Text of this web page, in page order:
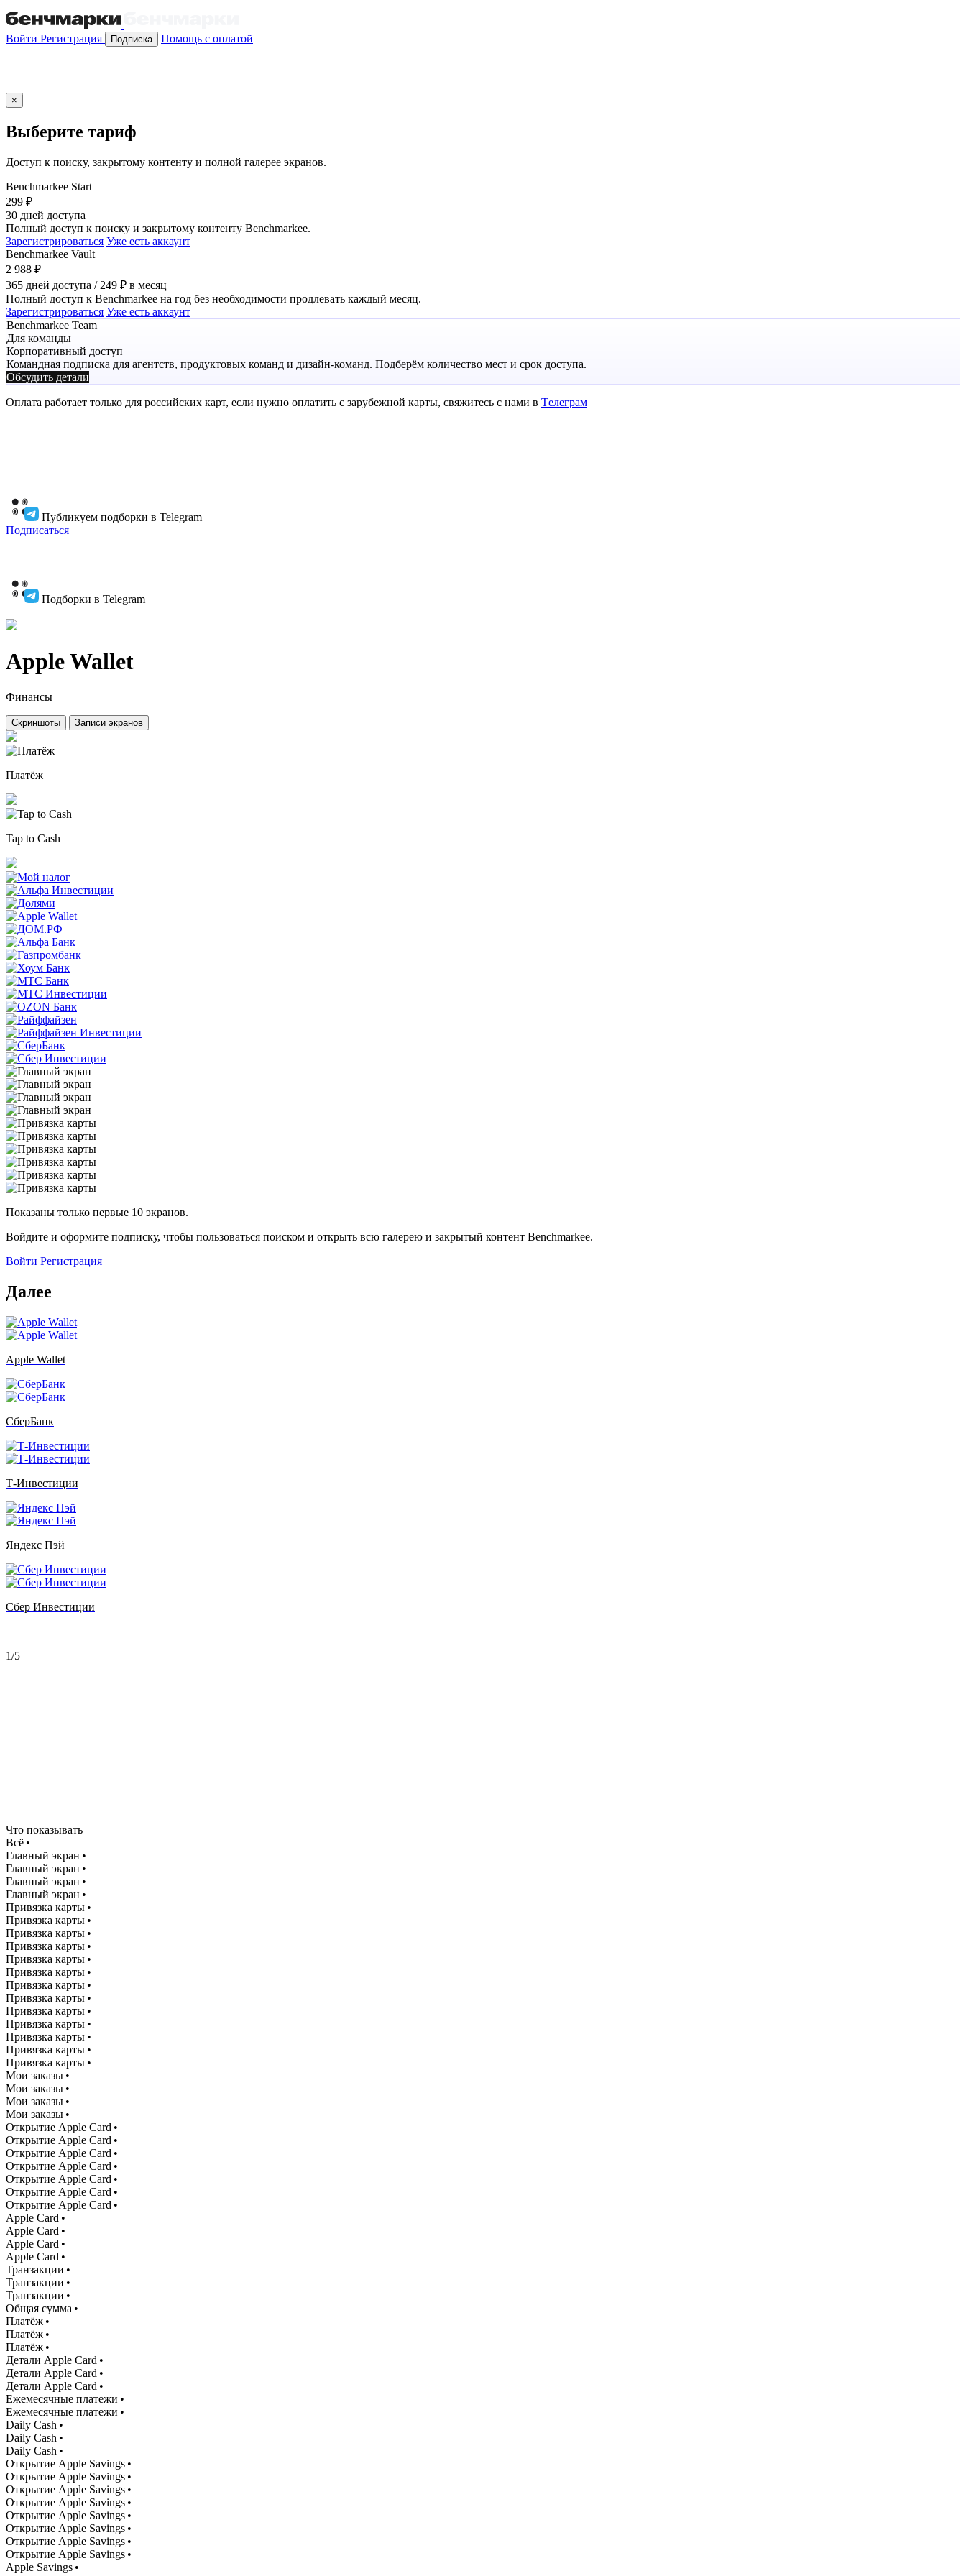
Войти Регистрация Подписка Помощь с оплатой
×
Выберите тариф
Доступ к поиску, закрытому контенту и полной галерее экранов.
Siri
Benchmarkee Start
299 ₽
30 дней доступа
Полный доступ к поиску и закрытому контенту Benchmarkee.
Зарегистрироваться Уже есть аккаунт
Mercury
Benchmarkee Vault
2 988 ₽
365 дней доступа / 249 ₽ в месяц
Полный доступ к Benchmarkee на год без необходимости продлевать каждый месяц.
Зарегистрироваться Уже есть аккаунт
Pearl
Benchmarkee Team
Для команды
Корпоративный доступ
Командная подписка для агентств, продуктовых команд и дизайн-команд. Подберём количество мест и срок доступа.
Обсудить детали
Оплата работает только для российских карт, если нужно оплатить с зарубежной карты, свяжитесь с нами в Tелеграм
Публикуем подборки в Telegram
Подписаться
Подборки в Telegram
Apple Wallet
Финансы
Скриншоты Записи экранов
Платёж
Tap to Cash
Показаны только первые 10 экранов.
Войдите и оформите подписку, чтобы пользоваться поиском и открыть всю галерею и закрытый контент Benchmarkee.
Войти Регистрация
Далее
Apple Wallet
СберБанк
Т-Инвестиции
Яндекс Пэй
Сбер Инвестиции
1/5
Что показывать
Всё •
Главный экран •
Главный экран •
Главный экран •
Главный экран •
Привязка карты •
Привязка карты •
Привязка карты •
Привязка карты •
Привязка карты •
Привязка карты •
Привязка карты •
Привязка карты •
Привязка карты •
Привязка карты •
Привязка карты •
Привязка карты •
Привязка карты •
Мои заказы •
Мои заказы •
Мои заказы •
Мои заказы •
Открытие Apple Card •
Открытие Apple Card •
Открытие Apple Card •
Открытие Apple Card •
Открытие Apple Card •
Открытие Apple Card •
Открытие Apple Card •
Apple Card •
Apple Card •
Apple Card •
Apple Card •
Транзакции •
Транзакции •
Транзакции •
Общая сумма •
Платёж •
Платёж •
Платёж •
Детали Apple Card •
Детали Apple Card •
Детали Apple Card •
Ежемесячные платежи •
Ежемесячные платежи •
Daily Cash •
Daily Cash •
Daily Cash •
Открытие Apple Savings •
Открытие Apple Savings •
Открытие Apple Savings •
Открытие Apple Savings •
Открытие Apple Savings •
Открытие Apple Savings •
Открытие Apple Savings •
Открытие Apple Savings •
Apple Savings •